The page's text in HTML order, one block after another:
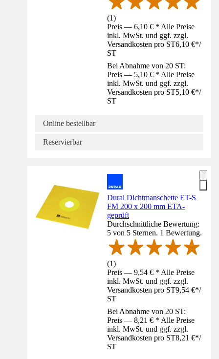
(1)
Preis — 6,10 € * Alle Preise
inkl. MwSt. und ggf. zzgl.
Versandkosten pro ST6,10 €*/
ST
Bei Abnahme von 20 ST:
Preis — 5,10 € * Alle Preise
inkl. MwSt. und ggf. zzgl.
Versandkosten pro ST5,10 €*/
ST
Online bestellbar
Reservierbar
Dural Dichtmanschette ET-S
FM 200 x 200 mm ETA-
geprüft
Durchschnittliche Bewertung:
5 von 5 Sternen. 1 Bewertung.
(1)
Preis — 9,54 € * Alle Preise
inkl. MwSt. und ggf. zzgl.
Versandkosten pro ST9,54 €*/
ST
Bei Abnahme von 20 ST:
Preis — 8,21 € * Alle Preise
inkl. MwSt. und ggf. zzgl.
Versandkosten pro ST8,21 €*/
ST